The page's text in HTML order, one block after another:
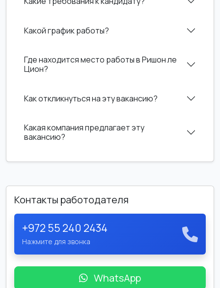
Какой график работы?
Где находится место работы в Ришон ле
Цион?
Как откликнуться на эту вакансию?
Какая компания предлагает эту
вакансию?
Контакты работодателя
+972 55 240 2434
Нажмите для звонка
WhatsApp